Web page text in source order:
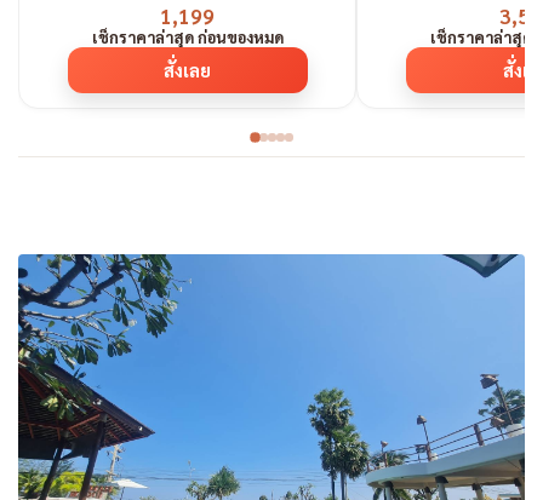
1,199
เช็กราคาล่าสุด ก่อนของหมด
สั่งเลย
เช็กราคาล่าสุด
สั่งเ